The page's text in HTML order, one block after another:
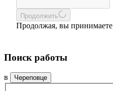
Продолжить
Продолжая, вы принимаете
Поиск работы
в Череповце